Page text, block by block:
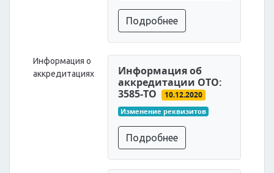
Подробнее
Информация о
аккредитациях
Информация об
аккредитации ОТО:
3585-ТО
10.12.2020
Изменение реквизитов
Подробнее